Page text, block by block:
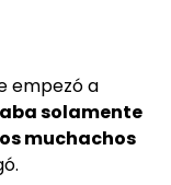
empezó a
solamente
muchachos